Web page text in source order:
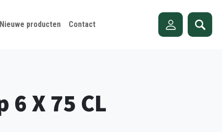
Nieuwe producten Contact
X 75 CL